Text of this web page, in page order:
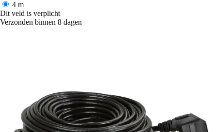
4 m
Dit veld is verplicht
Verzonden binnen 8 dagen